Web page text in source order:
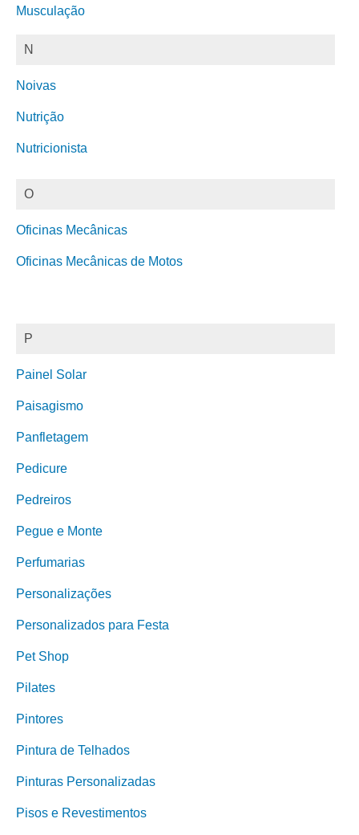
Musculação
N
Noivas
Nutrição
Nutricionista
O
Oficinas Mecânicas
Oficinas Mecânicas de Motos
P
Painel Solar
Paisagismo
Panfletagem
Pedicure
Pedreiros
Pegue e Monte
Perfumarias
Personalizações
Personalizados para Festa
Pet Shop
Pilates
Pintores
Pintura de Telhados
Pinturas Personalizadas
Pisos e Revestimentos